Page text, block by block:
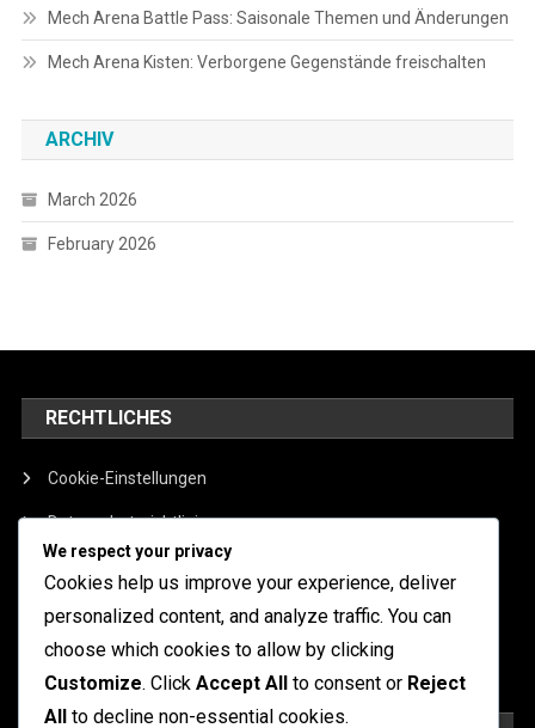
Mech Arena Battle Pass: Saisonale Themen und Änderungen
Mech Arena Kisten: Verborgene Gegenstände freischalten
ARCHIV
March 2026
February 2026
RECHTLICHES
Cookie-Einstellungen
Datenschutzrichtlinie
Allgemeine Geschäftsbedingungen
Über
Kontakt aufnehmen
We respect your privacy
Cookies help us improve your experience, deliver
personalized content, and analyze traffic. You can
choose which cookies to allow by clicking
Customize. Click Accept All to consent or Reject
All to decline non-essential cookies.